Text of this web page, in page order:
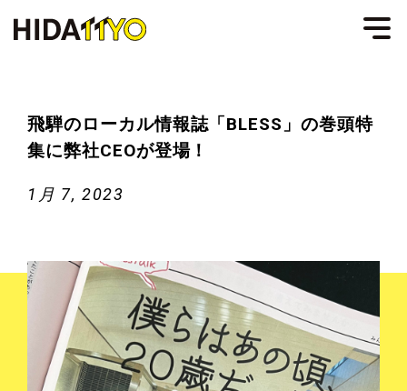
飛騨のローカル情報誌「BLESS」の巻頭特
集に弊社CEOが登場！
1月 7, 2023